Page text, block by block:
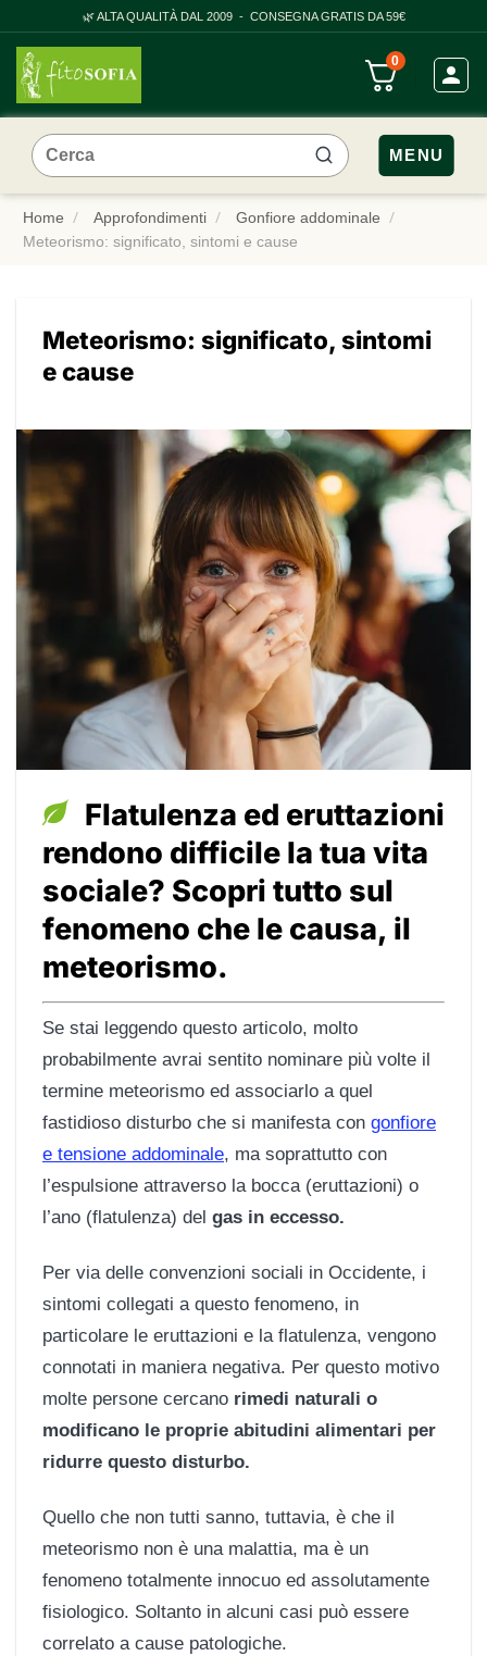
contenuti
🌿 ALTA QUALITÀ DAL 2009 - CONSEGNA GRATIS DA 59€
0
Cerca: MENU
Home Approfondimenti
Gonfiore addominale
Meteorismo: significato, sintomi e cause
Meteorismo: significato, sintomi
e cause
Flatulenza ed eruttazioni
rendono difficile la tua vita
sociale? Scopri tutto sul
fenomeno che le causa, il
meteorismo.
Se stai leggendo questo articolo, molto
probabilmente avrai sentito nominare più volte il
termine meteorismo ed associarlo a quel
fastidioso disturbo che si manifesta con gonfiore
e tensione addominale, ma soprattutto con
l’espulsione attraverso la bocca (eruttazioni) o
l’ano (flatulenza) del gas in eccesso.
Per via delle convenzioni sociali in Occidente, i
sintomi collegati a questo fenomeno, in
particolare le eruttazioni e la flatulenza, vengono
connotati in maniera negativa. Per questo motivo
molte persone cercano rimedi naturali o
modificano le proprie abitudini alimentari per
ridurre questo disturbo.
Quello che non tutti sanno, tuttavia, è che il
meteorismo non è una malattia, ma è un
fenomeno totalmente innocuo ed assolutamente
fisiologico. Soltanto in alcuni casi può essere
correlato a cause patologiche.